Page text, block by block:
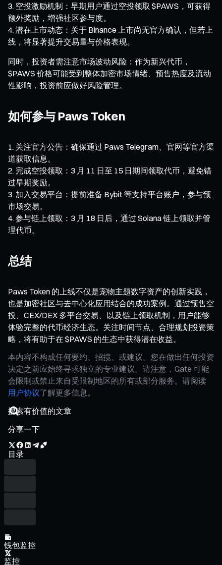
空投激励机制：早期用户通过空投领取 $PAWS，可获得
额外奖励，增强社区参与度。
潜在上市动态：关于 Binance 上市尚无官方确认，但若上
线，将显著提升交易量与价格表现。
同时，投资者需注意市场波动风险：作为新兴代币，
$PAWS 价格可能受到整体加密市场情绪、预售热度及流动
性影响，投资前应做好风险管理。
如何参与 Paws Token
关注官方公告：确保通过 Paws Telegram、官网等官方渠
道获取信息。
完成空投领取：3 月 11 日至 15 日期间领取代币，避免错
过早期奖励。
加入交易平台：提前准备 Bybit 等支持平台账户，参与预
市场交易。
参与链上领取：3 月 18 日后，通过 Solana 链上领取并管
理代币。
总结
Paws Token 的上线不仅是宠物主题数字资产的创新实践，
也是加密社区与去中心化应用结合的成功案例。通过预售空
投、CEX/DEX 多平台交易、以及链上领取机制，用户能够
体验完整的代币经济生态。关注时间节点、合理规划投资策
略，将有助于在 $PAWS 的生态中获得潜在收益。
本内容不构成任何要约、招揽、或建议。您在做出任何投资
决定之前应始终寻求独立的专业建议。请注意，Gate 可能
会限制或禁止来自受限制地区的所有或部分服务。请阅读
用户协议了解更多信息。
分享一下
目录
钱包监控
监控